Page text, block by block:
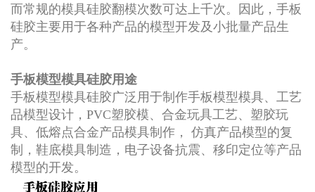
而常规的模具硅胶翻模次数可达上千次。因此，手板
硅胶主要用于各种产品的模型开发及小批量产品生
产。
手板模型模具硅胶用途
手板模型模具硅胶广泛用于制作手板模型模具、工艺
品模型设计，PVC塑胶模、合金玩具工艺、塑胶玩
具、低熔点合金产品模具制作， 仿真产品模型的复
制，鞋底模具制造，电子设备抗震、移印定位等产品
模型的开发。